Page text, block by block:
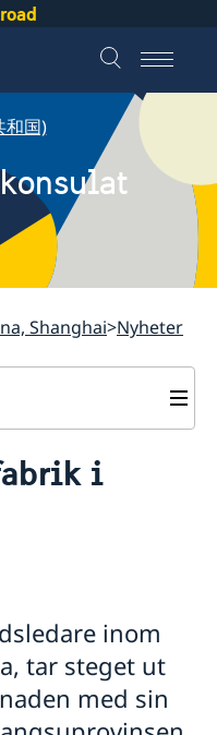
和国)
Shanghai Nyheter
issue Apostille
i
inom
tar steget ut
med sin